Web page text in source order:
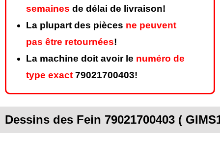
semaines de délai de livraison!
La plupart des pièces ne peuvent
pas être retournées!
La machine doit avoir le numéro de
type exact 79021700403!
Dessins des Fein 79021700403 (